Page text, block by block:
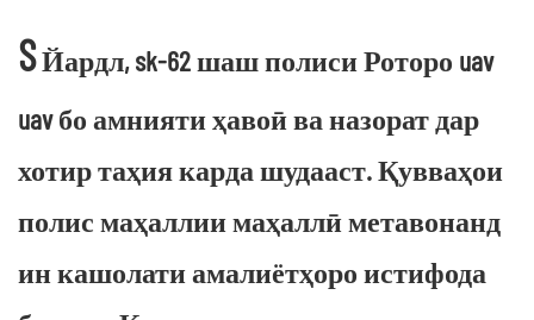
SЙардл, sk-62 шаш полиси Роторо uav
uav бо амнияти ҳавоӣ ва назорат дар
хотир таҳия карда шудааст. Қувваҳои
полис маҳаллии маҳаллӣ метавонанд
ин кашолати амалиётҳоро истифода